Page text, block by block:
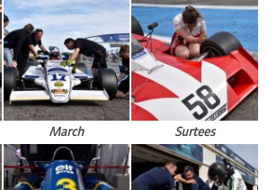
March Surtees